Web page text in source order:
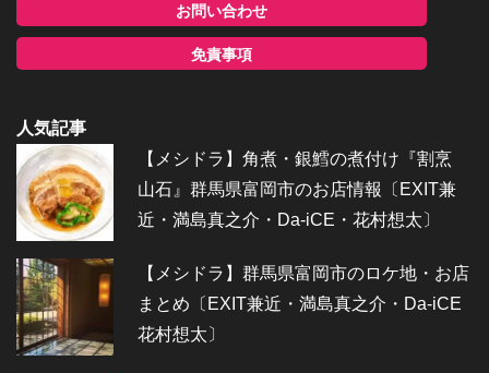
お問い合わせ
免責事項
人気記事
【メシドラ】角煮・銀鱈の煮付け『割烹
山石』群馬県富岡市のお店情報〔EXIT兼
近・満島真之介・Da-iCE・花村想太〕
【メシドラ】群馬県富岡市のロケ地・お店
まとめ〔EXIT兼近・満島真之介・Da-iCE
花村想太〕